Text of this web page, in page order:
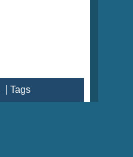
Tags